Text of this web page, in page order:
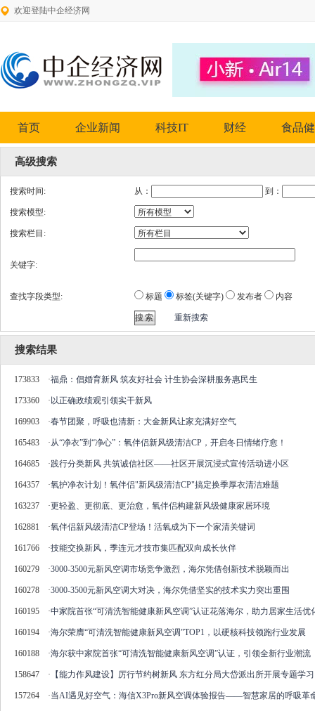
欢迎登陆中企经济网
首页 企业新闻 科技IT 财经 食品
高级搜索
搜索时间: 从： 到：
搜索模型:
搜索栏目:
关键字:
查找字段类型: 标题 标签(关键字) 发布者 内容
重新搜索
搜索结果
173833 ·福鼎：倡婚育新风 筑友好社会 计生协会深耕服务惠民生
173360 · 以正确政绩观引领实干新风
169903 ·春节团聚，呼吸也清新：大金新风让家充满好空气
165483 ·从“净衣”到“净心”：氧伴侣新风级清洁CP，开启冬日情绪疗愈！
164685 ·践行分类新风 共筑诚信社区——社区开展沉浸式宣传活动进小区
164357 ·氧护净衣计划！氧伴侣"新风级清洁CP"搞定换季厚衣清洁难题
163237 ·更轻盈、更彻底、更治愈，氧伴侣构建新风级健康家居环境
162881 ·氧伴侣新风级清洁CP登场！活氧成为下一个家清关键词
161766 ·技能交换新风，季连元才技市集匹配双向成长伙伴
160279 ·3000-3500元新风空调市场竞争激烈，海尔凭借创新技术脱颖而出
160278 ·3000-3500元新风空调大对决，海尔凭借坚实的技术实力突出重围
160195 ·中家院首张“可清洗智能健康新风空调”认证花落海尔，助力居家生活优
160194 ·海尔荣膺“可清洗智能健康新风空调”TOP1，以硬核科技领跑行业发展
160188 ·海尔获中家院首张“可清洗智能健康新风空调”认证，引领全新行业潮流
158647 · 【能力作风建设】厉行节约树新风 东方红分局大岱派出所开展专题学习
157264 ·当AI遇见好空气：海信X3Pro新风空调体验报告——智慧家居的呼吸革